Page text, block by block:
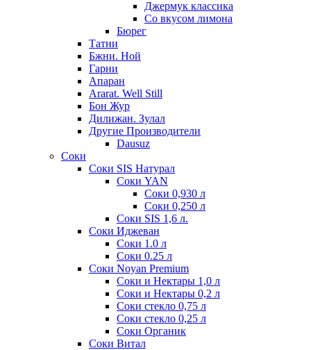
Джермук классика
Со вкусом лимона
Бюрег
Татни
Бжни. Ной
Гарни
Апаран
Ararat. Well Still
Бон Жур
Дилижан. Зулал
Другие Производители
Dausuz
Соки
Соки SIS Натурал
Соки YAN
Соки 0,930 л
Соки 0,250 л
Соки SIS 1,6 л.
Соки Иджеван
Соки 1.0 л
Соки 0.25 л
Соки Noyan Premium
Соки и Нектары 1,0 л
Соки и Нектары 0,2 л
Соки стекло 0,75 л
Соки стекло 0,25 л
Соки Органик
Соки Витал